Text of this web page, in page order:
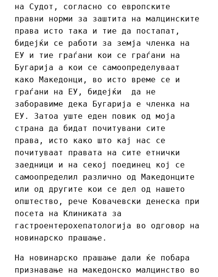
на Судот, согласно со европските
правни норми за заштита на малцинските
права исто така и тие да постапат,
бидејќи се работи за земја членка на
ЕУ и тие граѓани кои се граѓани на
Бугарија а кои се самоопределуваат
како Македонци, во исто време се и
граѓани на ЕУ, бидејќи да не
заборавиме дека Бугарија е членка на
ЕУ. Затоа уште еден повик од моја
страна да бидат почитувани сите
права, исто како што кај нас се
почитуваат правата на сите етнички
заедници и на секој поединец кој се
самоопределил различно од Македонците
или од другите кои се дел од нашето
општество, рече Ковачевски денеска при
посета на Клиниката за
гастроентерохепатологија во одговор на
новинарско прашање.
На новинарско прашање дали ќе побара
признавање на македонско малцинство во